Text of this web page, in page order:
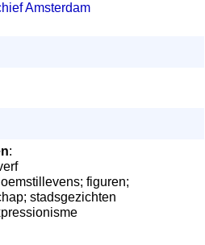
Amsterdam
:
figuren;
stadsgezichten